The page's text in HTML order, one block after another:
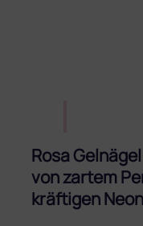
Rosa
von zartem
kräftigen